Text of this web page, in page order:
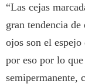
“Las cejas
gran tendencia
ojos son el
por eso por lo
semipermanente,